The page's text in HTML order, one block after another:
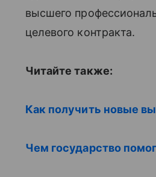
высшего
целевого контракта.
Читайте также:
Как получить новые
Чем государство